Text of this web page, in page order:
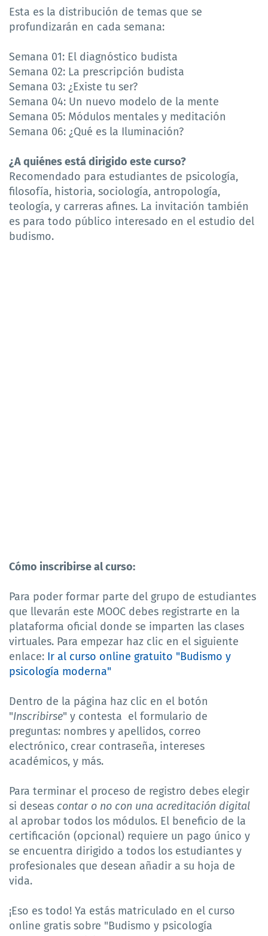
Esta es la distribución de temas que se
profundizarán en cada semana:
Semana 01: El diagnóstico budista
Semana 02: La prescripción budista
Semana 03: ¿Existe tu ser?
Semana 04: Un nuevo modelo de la mente
Semana 05: Módulos mentales y meditación
Semana 06: ¿Qué es la Iluminación?
¿A quiénes está dirigido este curso?
Recomendado para estudiantes de psicología,
filosofía, historia, sociología, antropología,
teología, y carreras afines. La invitación también
es para todo público interesado en el estudio del
budismo.
Cómo inscribirse al curso:
Para poder formar parte del grupo de estudiantes
que llevarán este MOOC debes registrarte en la
plataforma oficial donde se imparten las clases
virtuales. Para empezar haz clic en el siguiente
enlace: Ir al curso online gratuito "Budismo y
psicología moderna"
Dentro de la página haz clic en el botón
"Inscribirse" y contesta el formulario de
preguntas: nombres y apellidos, correo
electrónico, crear contraseña, intereses
académicos, y más.
Para terminar el proceso de registro debes elegir
si deseas contar o no con una acreditación digital
al aprobar todos los módulos. El beneficio de la
certificación (opcional) requiere un pago único y
se encuentra dirigido a todos los estudiantes y
profesionales que desean añadir a su hoja de
vida.
¡Eso es todo! Ya estás matriculado en el curso
online gratis sobre "Budismo y psicología